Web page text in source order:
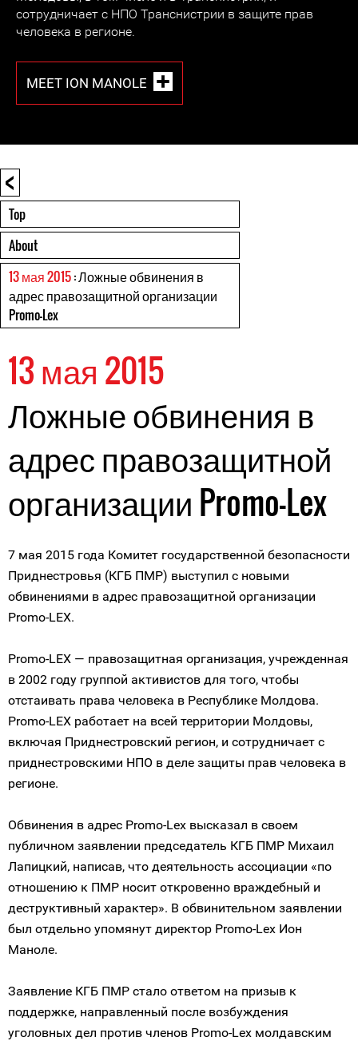
сотрудничает с НПО Транснистрии в защите прав
человека в регионе.
MEET ION MANOLE
<
Top
About
13 мая 2015: Ложные обвинения в
адрес правозащитной организации
Promo-Lex
13 мая 2015
Ложные обвинения в
адрес правозащитной
организации Promo-Lex
7 мая 2015 года Комитет государственной безопасности
Приднестровья (КГБ ПМР) выступил с новыми
обвинениями в адрес правозащитной организации
Promo-LEX.
Promo-LEX — правозащитная организация, учрежденная
в 2002 году группой активистов для того, чтобы
отстаивать права человека в Республике Молдова.
Promo-LEX работает на всей территории Молдовы,
включая Приднестровский регион, и сотрудничает с
приднестровскими НПО в деле защиты прав человека в
регионе.
Обвинения в адрес Promo-Lex высказал в своем
публичном заявлении председатель КГБ ПМР Михаил
Лапицкий, написав, что деятельность ассоциации «по
отношению к ПМР носит откровенно враждебный и
деструктивный характер». В обвинительном заявлении
был отдельно упомянут директор Promo-Lex Ион
Маноле.
Заявление КГБ ПМР стало ответом на призыв к
поддержке, направленный после возбуждения
уголовных дел против членов Promo-Lex молдавским